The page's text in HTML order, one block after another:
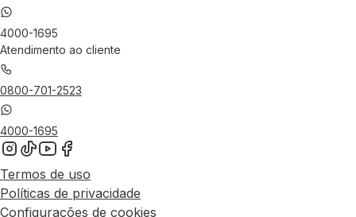
4000-1695
Atendimento ao cliente
0800-701-2523
4000-1695
Termos de uso
Políticas de privacidade
Configurações de cookies